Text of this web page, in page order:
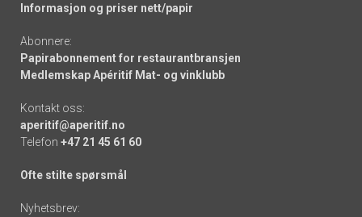
Informasjon og priser nett/papir
Abonnere:
Papirabonnement for restaurantbransjen
Medlemskap Apéritif Mat- og vinklubb
Kontakt oss:
aperitif@aperitif.no
Telefon +47 21 45 61 60
Ofte stilte spørsmål
Nyhetsbrev: